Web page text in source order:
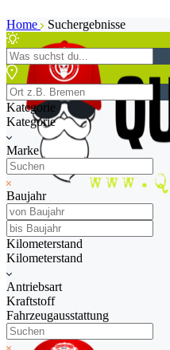
Home Suchergebnisse
Kategorie
Kategorie
Marke
Baujahr
Kilometerstand
Kilometerstand
Antriebsart
Kraftstoff
Fahrzeugausstattung